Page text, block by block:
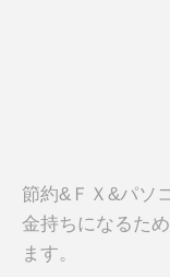
節約&ＦＸ&パソ
金持ちになるた
ます。